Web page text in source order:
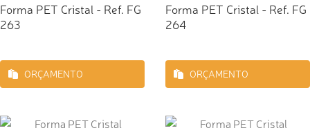
Forma PET Cristal - Ref. FG
263
ORÇAMENTO
Forma PET Cristal - Ref. FG
264
ORÇAMENTO